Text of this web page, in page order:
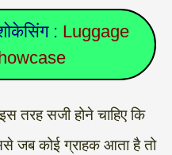
: Luggage
तरह सजी होने चाहिए कि
जब कोई ग्राहक आता है तो